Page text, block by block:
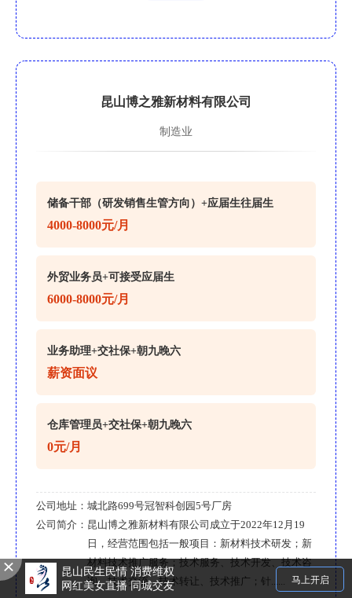
昆山博之雅新材料有限公司
制造业
储备干部（研发销售生管方向）+应届生往届生
4000-8000元/月
外贸业务员+可接受应届生
6000-8000元/月
业务助理+交社保+朝九晚六
薪资面议
仓库管理员+交社保+朝九晚六
0元/月
公司地址： 城北路699号冠智科创园5号厂房
公司简介： 昆山博之雅新材料有限公司成立于2022年12月19
日，经营范围包括一般项目：新材料技术研发；新
材料技术推广服务；技术服务、技术开发、技术咨
询、技术交流、技术转让、技术推广；针......
昆山民生民情 消费维权
网红美女直播 同城交友
马上开启